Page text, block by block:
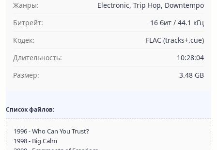
Жанры:
Electronic, Trip Hop, Downtempo
Битрейт:
16 бит / 44.1 кГц
Кодек:
FLAC (tracks+.cue)
Длительность:
10:28:04
Размер:
3.48 GB
Список файлов:
1996 - Who Can You Trust?
1998 - Big Calm